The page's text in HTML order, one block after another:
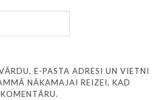
E-PASTA ADRESI UN VIETNI
NĀKAMAJAI REIZEI, KAD